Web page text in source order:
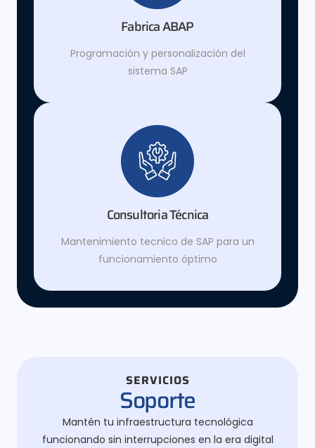
Fabrica ABAP
Programación y personalización del
sistema SAP
Consultoria Técnica
Mantenimiento tecnico de SAP para un
funcionamiento óptimo
SERVICIOS
Soporte
Mantén tu infraestructura tecnológica
funcionando sin interrupciones en la era digital